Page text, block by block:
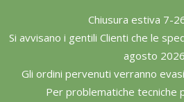
Chiusura estiva 7-
Si avvisano i gentili Clienti che le
agosto
Gli ordini pervenuti verranno
Per problematiche tecniche
content